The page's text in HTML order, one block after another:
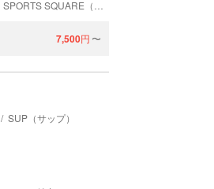
7,500円 〜
SUP（サップ）